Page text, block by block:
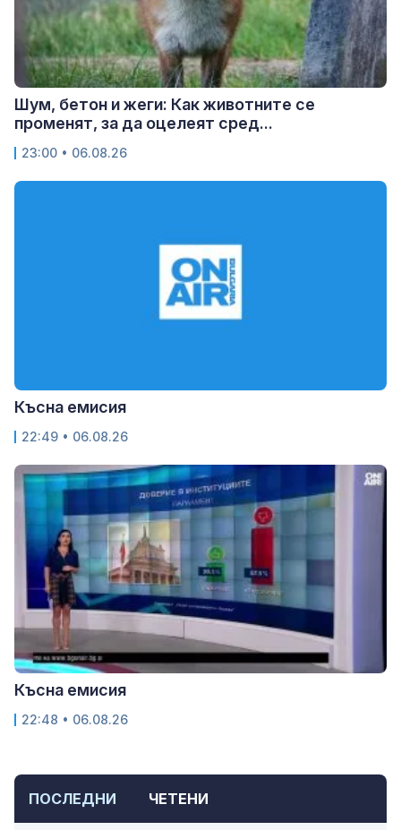
ПОСЛЕДНИ ЧЕТЕНИ
Шум, бетон и жеги: Как животните се
променят, за да оцелеят сред...
23:00 • 06.08.26
Късна емисия
22:49 • 06.08.26
Късна емисия
22:48 • 06.08.26